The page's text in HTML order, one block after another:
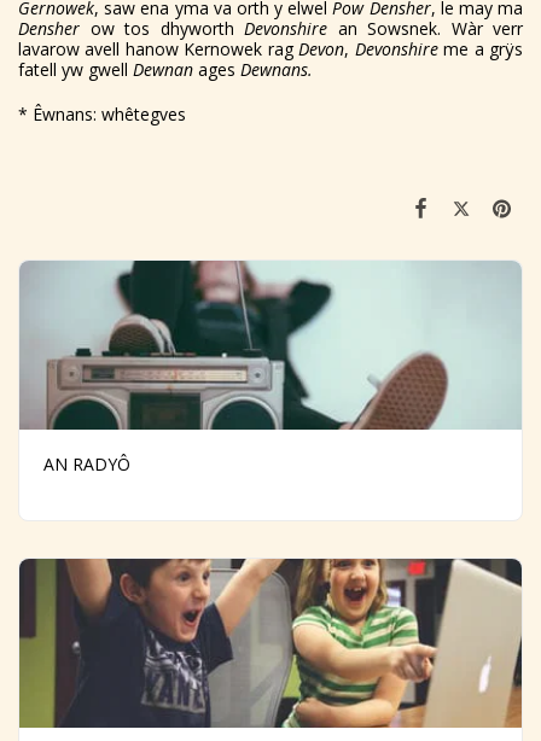
Gernowek, saw ena yma va orth y elwelPow Densher, le may ma
Densher ow tos dhyworth Devonshire an Sowsnek. Wàr verr
lavarow avell hanow Kernowek ragDevon, Devonshireme a grÿs
fatell yw gwell Dewnan ages Dewnans.
* Êwnans: whêtegves
AN RADYÔ